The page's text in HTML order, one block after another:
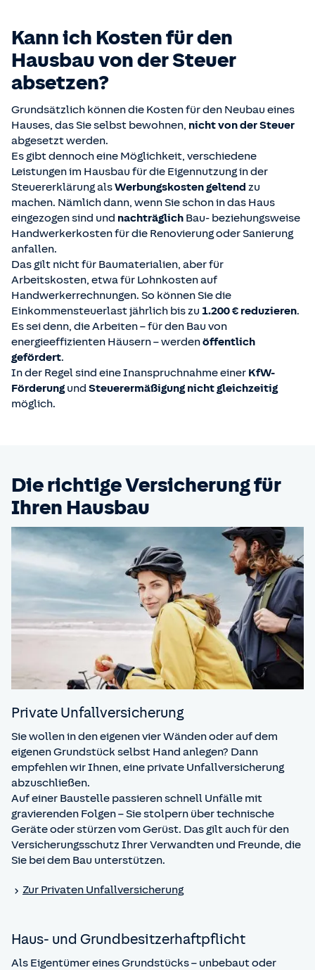
Kann ich Kosten für den
Hausbau von der Steuer
absetzen?
Grundsätzlich können die Kosten für den Neubau eines
Hauses, das Sie selbst bewohnen, nicht von der Steuer
abgesetzt werden.
Es gibt dennoch eine Möglichkeit, verschiedene
Leistungen im Hausbau für die Eigennutzung in der
Steuererklärung alsWerbungskosten geltend zu
machen. Nämlich dann, wenn Sie schon in das Haus
eingezogen sind und nachträglich Bau- beziehungsweise
Handwerkerkosten für die Renovierung oder Sanierung
anfallen.
Das gilt nicht für Baumaterialien, aber für
Arbeitskosten, etwa für Lohnkosten auf
Handwerkerrechnungen. So können Sie die
Einkommensteuerlast jährlich bis zu 1.200 € reduzieren.
Es sei denn, die Arbeiten – für den Bau von
energieeffizienten Häusern – werdenöffentlich
gefördert.
In der Regel sind eine Inanspruchnahme einer KfW-
Förderungund Steuerermäßigung nicht gleichzeitig
möglich.
Die richtige Versicherung für
Ihren Hausbau
Private Unfall­versicherung
Sie wollen in den eigenen vier Wänden oder auf dem
eigenen Grundstück selbst Hand anlegen? Dann
empfehlen wir Ihnen, eine private Unfallversicherung
abzuschließen.
Auf einer Baustelle passieren schnell Unfälle mit
gravierenden Folgen – Sie stolpern über technische
Geräte oder stürzen vom Gerüst. Das gilt auch für den
Versicherungsschutz Ihrer Verwandten und Freunde, die
Sie bei dem Bau unterstützen.
Zur Privaten Unfall­versicherung
Haus- und Grundbesitzer­haftpflicht
Als Eigentümer eines Grundstücks – unbebaut oder